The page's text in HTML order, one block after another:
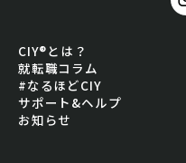
CIY®とは？
就転職コラム
#なるほどCIY
サポート&ヘルプ
お知らせ